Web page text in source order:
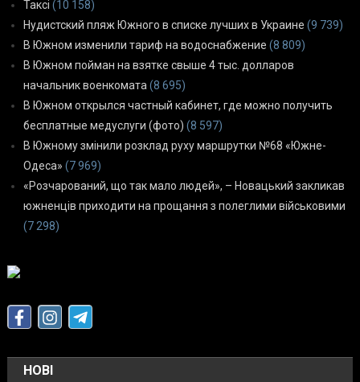
Таксі (10 158)
Нудистский пляж Южного в списке лучших в Украине (9 739)
В Южном изменили тариф на водоснабжение (8 809)
В Южном пойман на взятке свыше 4 тыс. долларов
начальник военкомата(8 695)
В Южном открылся частный кабинет, где можно получить
бесплатные медуслуги (фото) (8 597)
В Южному змінили розклад руху маршрутки №68 «Южне-
Одеса» (7 969)
«Розчарований, що так мало людей», – Новацький закликав
южненців приходити на прощання з полеглими військовими
(7 298)
НОВІ